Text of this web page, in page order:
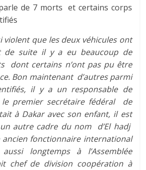
de 7 morts et certains corps
violent que les deux véhicules ont
suite il y a eu beaucoup de
dont certains n’ont pas pu être
Bon maintenant d’autres parmi
il y a un responsable de
le premier secrétaire fédéral de
à Dakar avec son enfant, il est
autre cadre du nom d’El hadj
fonctionnaire international
longtemps à l’Assemblée
chef de division coopération à